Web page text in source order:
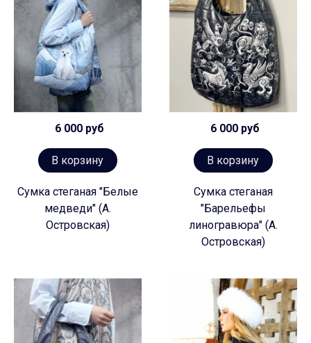
6 000 руб
В корзину
Сумка стеганая "Белые
медведи" (А.
Островская)
6 000 руб
В корзину
Сумка стеганая
"Барельефы
линогравюра" (А.
Островская)